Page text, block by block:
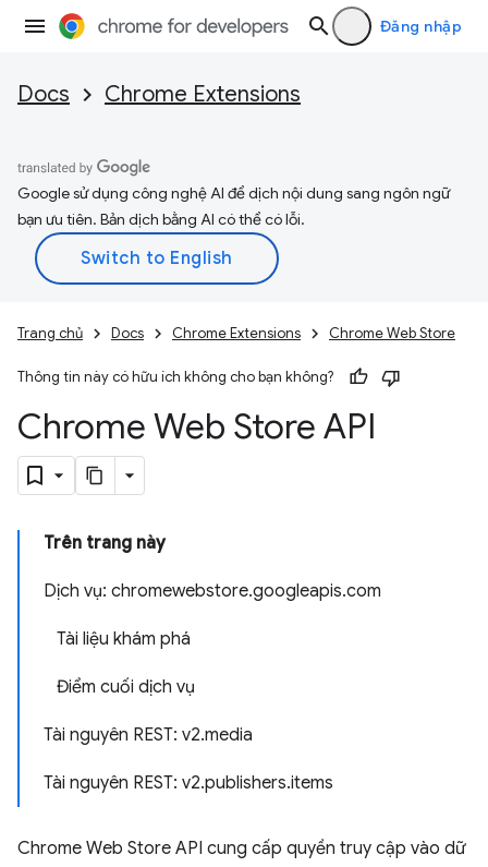
Đăng nhập
Docs Chrome Extensions
Google sử dụng công nghệ AI để dịch nội dung sang ngôn ngữ
bạn ưu tiên. Bản dịch bằng AI có thể có lỗi.
Trang chủ Docs Chrome Extensions Chrome Web Store
Thông tin này có hữu ích không cho bạn không?
Chrome Web Store API
Trên trang này
Dịch vụ: chromewebstore.googleapis.com
Tài liệu khám phá
Điểm cuối dịch vụ
Tài nguyên REST: v2.media
Tài nguyên REST: v2.publishers.items
Chrome Web Store API cung cấp quyền truy cập vào dữ